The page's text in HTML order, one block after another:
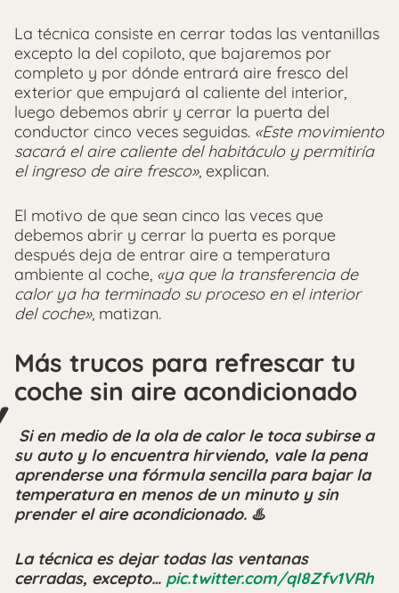
La técnica consiste en cerrar todas las ventanillas
excepto la del copiloto, que bajaremos por
completo y por dónde entrará aire fresco del
exterior que empujará al caliente del interior,
luego debemos abrir y cerrar la puerta del
conductor cinco veces seguidas. «Este movimiento
sacará el aire caliente del habitáculo y permitiría
el ingreso de aire fresco», explican.
El motivo de que sean cinco las veces que
debemos abrir y cerrar la puerta es porque
después deja de entrar aire a temperatura
ambiente al coche, «ya que la transferencia de
calor ya ha terminado su proceso en el interior
del coche», matizan.
Más trucos para refrescar tu
coche sin aire acondicionado
️ Si en medio de la ola de calor le toca subirse a
su auto y lo encuentra hirviendo, vale la pena
aprenderse una fórmula sencilla para bajar la
temperatura en menos de un minuto y sin
prender el aire acondicionado. ♨️
La técnica es dejar todas las ventanas
cerradas, excepto… pic.twitter.com/qI8Zfv1VRh